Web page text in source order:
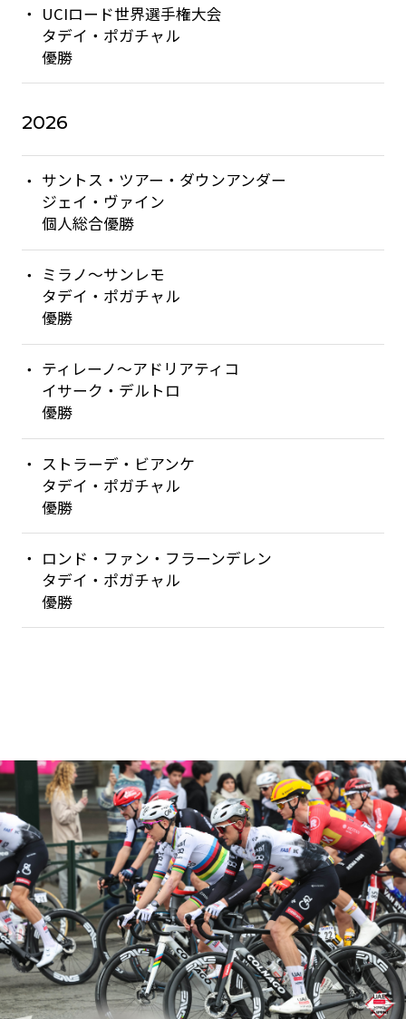
UCIロード世界選手権大会
タデイ・ポガチャル
優勝
2026
サントス・ツアー・ダウンアンダー
ジェイ・ヴァイン
個人総合優勝
ミラノ〜サンレモ
タデイ・ポガチャル
優勝
ティレーノ〜アドリアティコ
イサーク・デルトロ
優勝
ストラーデ・ビアンケ
タデイ・ポガチャル
優勝
ロンド・ファン・フラーンデレン
タデイ・ポガチャル
優勝